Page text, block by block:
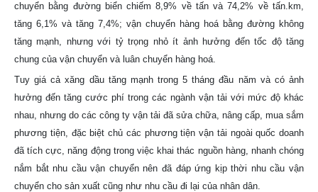
chuyển bằng đường biển chiếm 8,9% về tấn và 74,2% về tấn.km,
tăng 6,1% và tăng 7,4%; vận chuyển hàng hoá bằng đường không
tăng mạnh, nhưng với tỷ trọng nhỏ ít ảnh hưởng đến tốc độ tăng
chung của vận chuyển và luân chuyển hàng hoá.
Tuy giá cả xăng dầu tăng mạnh trong 5 tháng đầu năm và có ảnh
hưởng đến tăng cước phí trong các ngành vận tải với mức độ khác
nhau, nhưng do các công ty vận tải đã sửa chữa, nâng cấp, mua sắm
phương tiện, đặc biệt chủ các phương tiện vận tải ngoài quốc doanh
đã tích cực, năng động trong việc khai thác nguồn hàng, nhanh chóng
nắm bắt nhu cầu vận chuyển nên đã đáp ứng kịp thời nhu cầu vận
chuyển cho sản xuất cũng như nhu cầu đi lại của nhân dân.